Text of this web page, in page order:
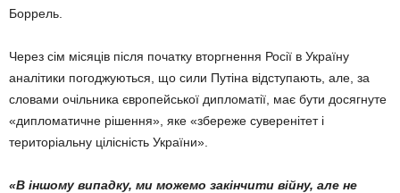
Боррель.
Через сім місяців після початку вторгнення Росії в Україну
аналітики погоджуються, що сили Путіна відступають, але, за
словами очільника європейської дипломатії, має бути досягнуте
«дипломатичне рішення», яке «збереже суверенітет і
територіальну цілісність України».
«В іншому випадку, ми можемо закінчити війну, але не